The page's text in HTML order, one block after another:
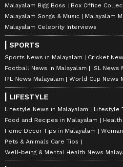
Malayalam Bigg Boss
Box Office
Malayalam Songs & Music
Malayalam
Malayalam Celebrity Interviews
SPORTS
Sports News in Malayalam
Cricket
Football News in Malayalam
ISL News
IPL News Malayalam
World Cup News
LIFESTYLE
Lifestyle News in Malayalam
Lifestyle
Food and Recipes in Malayalam
Home Decor Tips in Malayalam
Pets & Animals Care Tips
Well-being & Mental Health News